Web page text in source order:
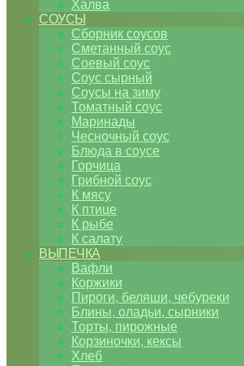
Халва
СОУСЫ
Сборник соусов
Сметанный соус
Соевый соус
Соус сырный
Соусы на зиму
Томатный соус
Маринады
Чесночный соус
Блюда в соусе
Горчица
Грибной соус
К мясу
К птице
К рыбе
К салату
ВЫПЕЧКА
Вафли
Коржики
Пироги, беляши, чебуреки
Блины, оладьи, сырники
Торты, пирожные
Корзиночки, кексы
Хлеб